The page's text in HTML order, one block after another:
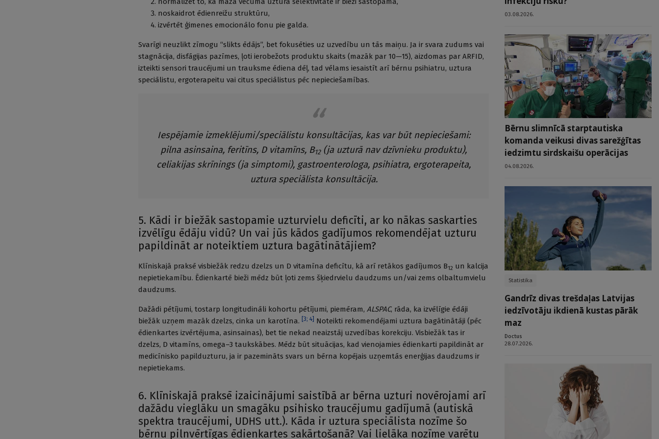
noskaidrot ēdienreižu struktūru,
izvērtēt ģimenes emocionālo fonu pie galda.
Svarīgi neuzlikt zīmogu “slikts ēdājs”, bet fokusēties uz uzvedību un tās maiņu. Ja ir svara zudums vai
stagnācija, disfāgijas pazīmes, ļoti ierobežots produktu skaits (mazāk par 10—15), aizdomas par ARFID,
izteikti sensori traucējumi un trauksme ēdiena dēļ, tad vēlams iesaistīt arī bērnu psihiatru, uztura
speciālistu, ergoterapeitu vai citus speciālistus pēc nepieciešamības.
Iespējamie izmeklējumi/speciālistu konsultācijas, kas var būt nepieciešami:
pilna asinsaina, feritīns, D vitamīns, B12(ja uzturā nav dzīvnieku produktu),
celiakijas skrīnings (ja simptomi), gastroenterologa, psihiatra, ergoterapeita,
uztura speciālista konsultācija.
5. Kādi ir biežāk sastopamie uzturvielu deficīti, ar ko nākas saskarties
izvēlīgu ēdāju vidū? Un vai jūs kādos gadījumos rekomendējat uzturu
papildināt ar noteiktiem uztura bagātinātājiem?
Klīniskajā praksē visbiežāk redzu dzelzs un D vitamīna deficītu, kā arī retākos gadījumos B12 un kalcija
nepietiekamību. Ēdienkartē bieži mēdz būt ļoti zems šķiedrvielu daudzums un/vai zems olbaltumvielu
daudzums.
Dažādi pētījumi, tostarp longitudināli kohortu pētī­jumi, piemēram, ALSPAC, rāda, ka izvēlīgie ēdāji
biežāk uzņem mazāk dzelzs, cinka un karotīna.
3; 4
Noteikti rekomendējami uztura bagātinātāji (pēc
ēdienkartes izvērtējuma, asins­ainas), bet tie nekad neaizstāj uzvedības korekciju. Visbiežāk tas ir
dzelzs, D vitamīns, omega–3 taukskābes. Mēdz būt situācijas, kad vienojamies ēdienkarti papildināt ar
medicīnisko papilduzturu, ja ir pazemināts svars un bērna kopējais uzņemtās enerģijas daudzums ir
nepietiekams.
6. Klīniskajā praksē izaicinājumi saistībā ar bērna uzturi novērojami arī
dažādu vieglāku un smagāku psihisko traucējumu gadījumā (autiskā
spektra traucējumi, UDHS utt.). Kāda ir uztura speciālista nozīme šo
bērnu pilnvērtīgas ēdienkartes sakārtošanā? Vai lielāka nozīme varētu
03.08.2026.
Bērnu slimnīcā starptautiska
komanda veikusi divas sarežģītas
iedzimtu sirdskaišu operācijas
04.08.2026.
Statistika
Gandrīz divas trešdaļas Latvijas
iedzīvotāju ikdienā kustas pārāk
maz
Doctus
28.07.2026.